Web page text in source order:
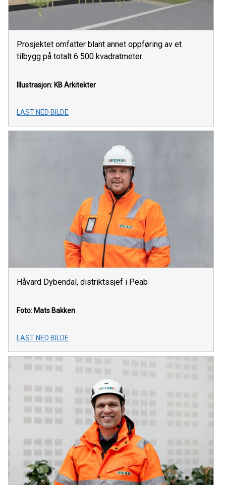
Prosjektet omfatter blant annet oppføring av et
tilbygg på totalt 6 500 kvadratmeter.
Illustrasjon: KB Arkitekter
LAST NED BILDE
Håvard Dybendal, distriktssjef i Peab
Foto: Mats Bakken
LAST NED BILDE